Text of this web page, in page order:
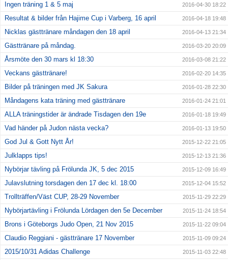
Ingen träning 1 & 5 maj 2016-04-30 18:22
Resultat & bilder från Hajime Cup i Varberg, 16 april 2016-04-18 19:48
Nicklas gästtränare måndagen den 18 april 2016-04-13 21:34
Gästtränare på måndag. 2016-03-20 20:09
Årsmöte den 30 mars kl 18:30 2016-03-08 21:22
Veckans gästtränare! 2016-02-20 14:35
Bilder på träningen med JK Sakura 2016-01-28 22:30
Måndagens kata träning med gästtränare 2016-01-24 21:01
ALLA träningstider är ändrade Tisdagen den 19e 2016-01-18 19:49
Vad händer på Judon nästa vecka? 2016-01-13 19:50
God Jul & Gott Nytt År! 2015-12-22 21:05
Julklapps tips! 2015-12-13 21:36
Nybörjar tävling på Frölunda JK, 5 dec 2015 2015-12-09 16:49
Julavslutning torsdagen den 17 dec kl. 18:00 2015-12-04 15:52
Trollträffen/Väst CUP, 28-29 November 2015-11-29 22:29
Nybörjartävling i Frölunda Lördagen den 5e December 2015-11-24 18:54
Brons i Göteborgs Judo Open, 21 Nov 2015 2015-11-22 09:04
Claudio Reggiani - gästtränare 17 November 2015-11-09 09:24
2015/10/31 Adidas Challenge 2015-11-03 22:48